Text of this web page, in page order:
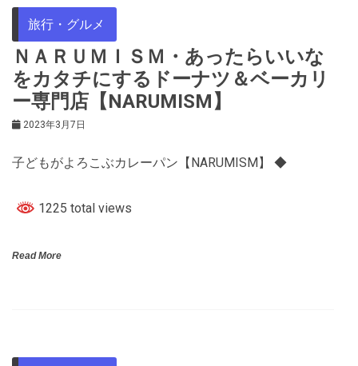
旅行・グルメ
ＮＡＲＵＭＩＳＭ・あったらいいな
をカタチにするドーナツ＆ベーカリ
ー専門店【NARUMISM】
2023年3月7日
子どもがよろこぶカレーパン【NARUMISM】 ◆
1225 total views
Read More